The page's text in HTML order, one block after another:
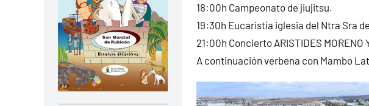
18:00h Campeonato de jiujitsu.
19:30h Eucaristía iglesia del Ntra Sra
21:00h Concierto ARISTIDES MORENO
A continuación verbena con Mambo